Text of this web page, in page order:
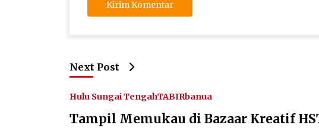
Next Post
Hulu Sungai TengahTABIRbanua
Tampil Memukau di Bazaar Kreatif